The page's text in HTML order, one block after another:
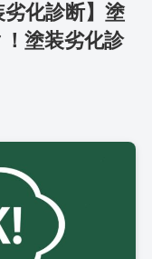
劣化診断】塗
塗装劣化診